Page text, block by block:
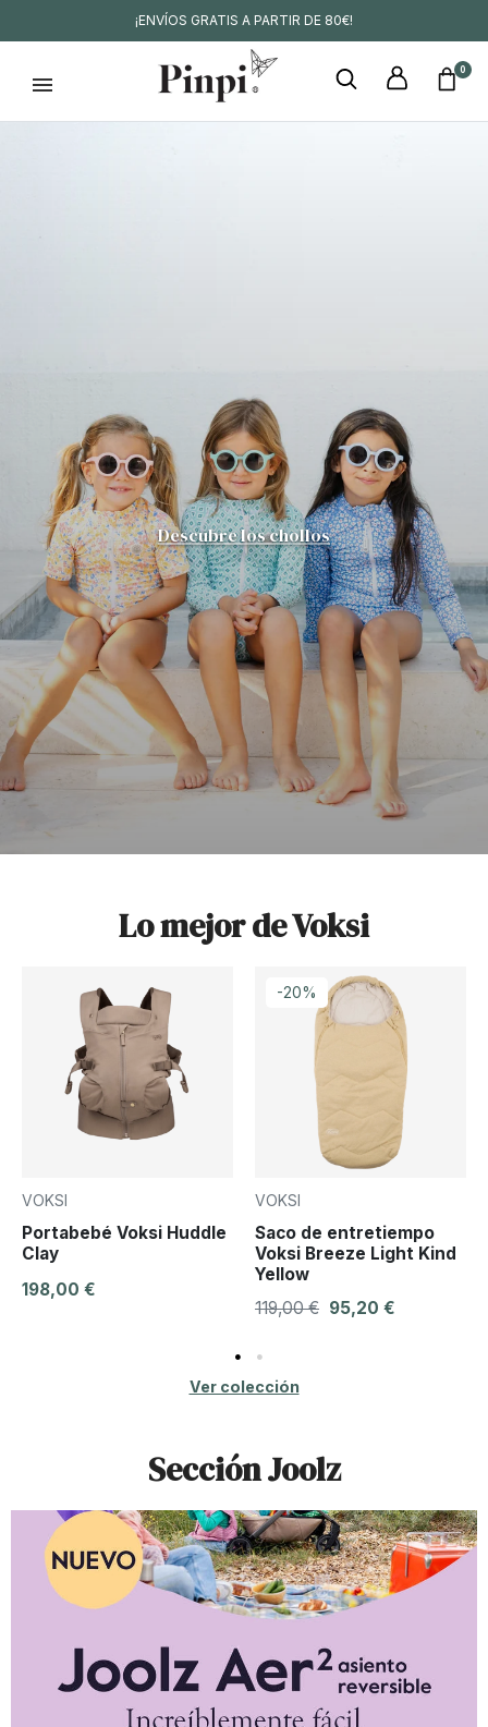
¡ENVÍOS GRATIS A PARTIR DE 80€!
0
Descubre los chollos
Lo mejor de Voksi
VOKSI
Portabebé Voksi Huddle
Clay
198,00 €
-20%
VOKSI
Saco de entretiempo
Voksi Breeze Light Kind
Yellow
119,00 € 95,20 €
Ver colección
Sección Joolz